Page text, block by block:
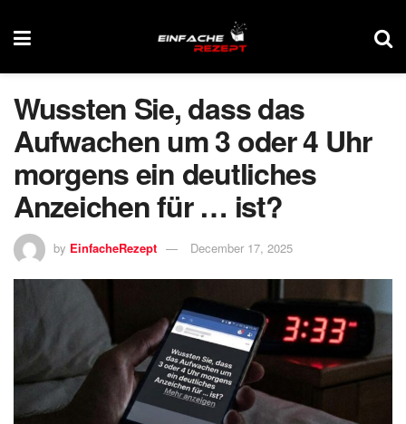
Wussten Sie, dass das
Aufwachen um 3 oder 4 Uhr
morgens ein deutliches
Anzeichen für … ist?
by EinfacheRezept December 17, 2025